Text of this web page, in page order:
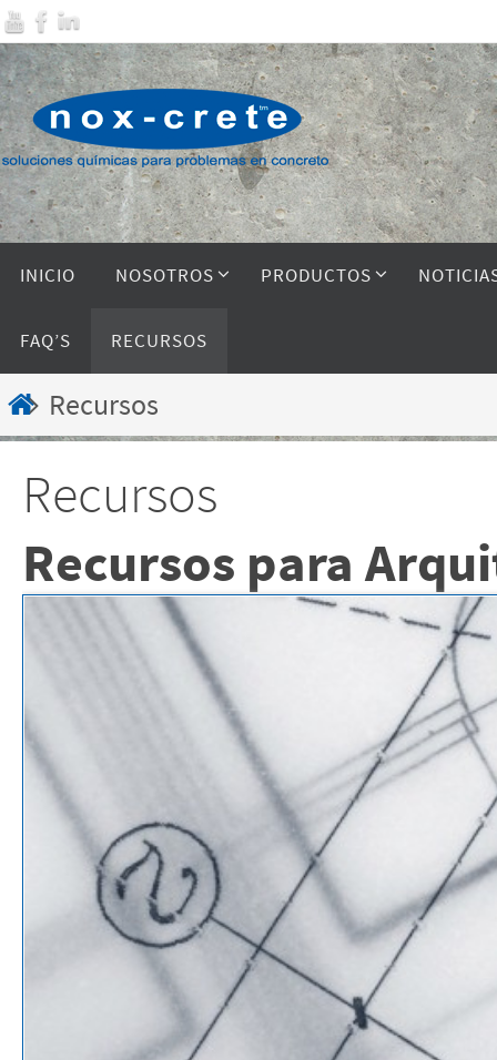
INICIO NOSOTROS PRODUCTOS
FAQ’S RECURSOS
Recursos
Recursos
Recursos para